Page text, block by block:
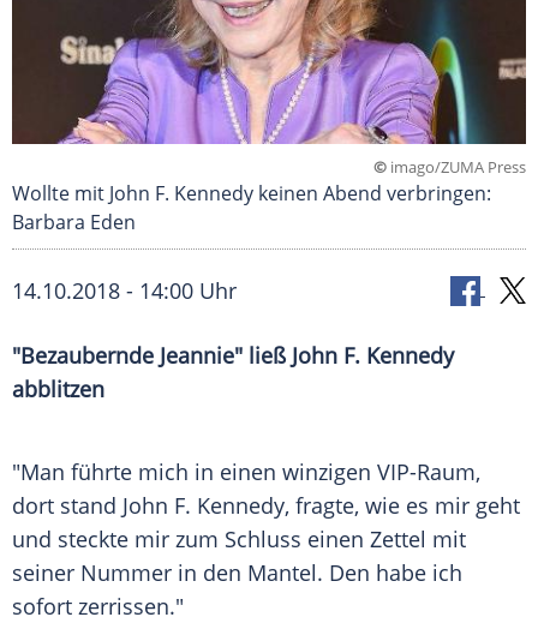
© imago/ZUMA Press
Wollte mit John F. Kennedy keinen Abend verbringen:
Barbara Eden
14.10.2018 - 14:00 Uhr
"Bezaubernde Jeannie" ließ John F. Kennedy
abblitzen
"Man führte mich in einen winzigen VIP-Raum,
dort stand John F. Kennedy, fragte, wie es mir geht
und steckte mir zum Schluss einen Zettel mit
seiner Nummer in den Mantel. Den habe ich
sofort zerrissen."